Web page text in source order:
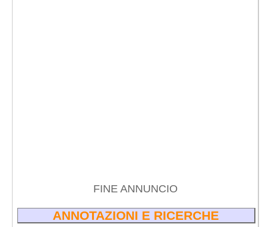
FINE ANNUNCIO
ANNOTAZIONI E RICERCHE